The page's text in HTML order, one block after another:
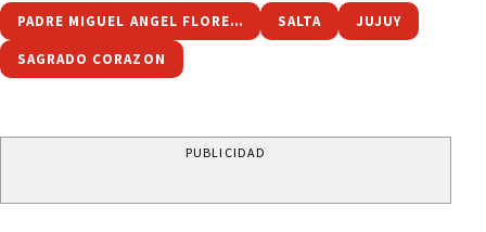
PADRE MIGUEL ANGEL FLORES CRL SALTA JUJUY
SAGRADO CORAZON
PUBLICIDAD